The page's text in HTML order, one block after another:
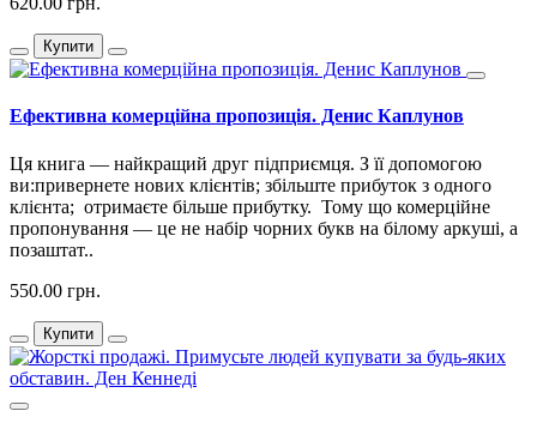
Купити
Ефективна комерційна пропозиція. Денис Каплунов
Ця книга — найкращий друг підприємця. З її допомогою
ви:привернете нових клієнтів; збільште прибуток з одного
клієнта; отримаєте більше прибутку. Тому що комерційне
пропонування — це не набір чорних букв на білому аркуші, а
позаштат..
550.00 грн.
Купити